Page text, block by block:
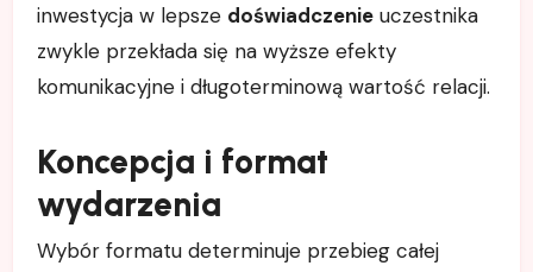
inwestycja w lepsze doświadczenieuczestnika
zwykle przekłada się na wyższe efekty
komunikacyjne i długoterminową wartość relacji.
Koncepcja i format
wydarzenia
Wybór formatu determinuje przebieg całej